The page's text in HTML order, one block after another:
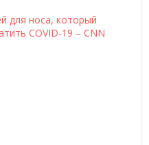
для носа, который
COVID-19 – CNN